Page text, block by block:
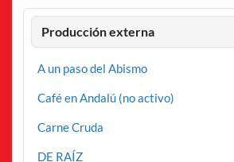
Producción externa
A un paso del Abismo
Café en Andalú (no activo)
Carne Cruda
DE RAÍZ